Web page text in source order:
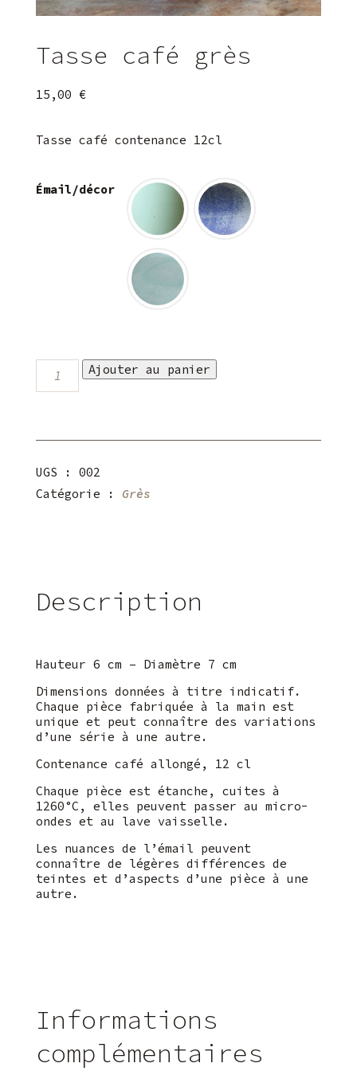
Tasse café grès
15,00 €
Tasse café contenance 12cl
Émail/décor
quantité
Tasse
Ajouter au panier
UGS : 002
Catégorie : Grès
Description
Hauteur 6 cm – Diamètre 7 cm
Dimensions données à titre indicatif.
Chaque pièce fabriquée à la main est
unique et peut connaître des variations
d’une série à une autre.
Contenance café allongé, 12 cl
Chaque pièce est étanche, cuites à
1260°C, elles peuvent passer au micro-
ondes et au lave vaisselle.
Les nuances de l’émail peuvent
connaître de légères différences de
teintes et d’aspects d’une pièce à une
autre.
Informations
complémentaires